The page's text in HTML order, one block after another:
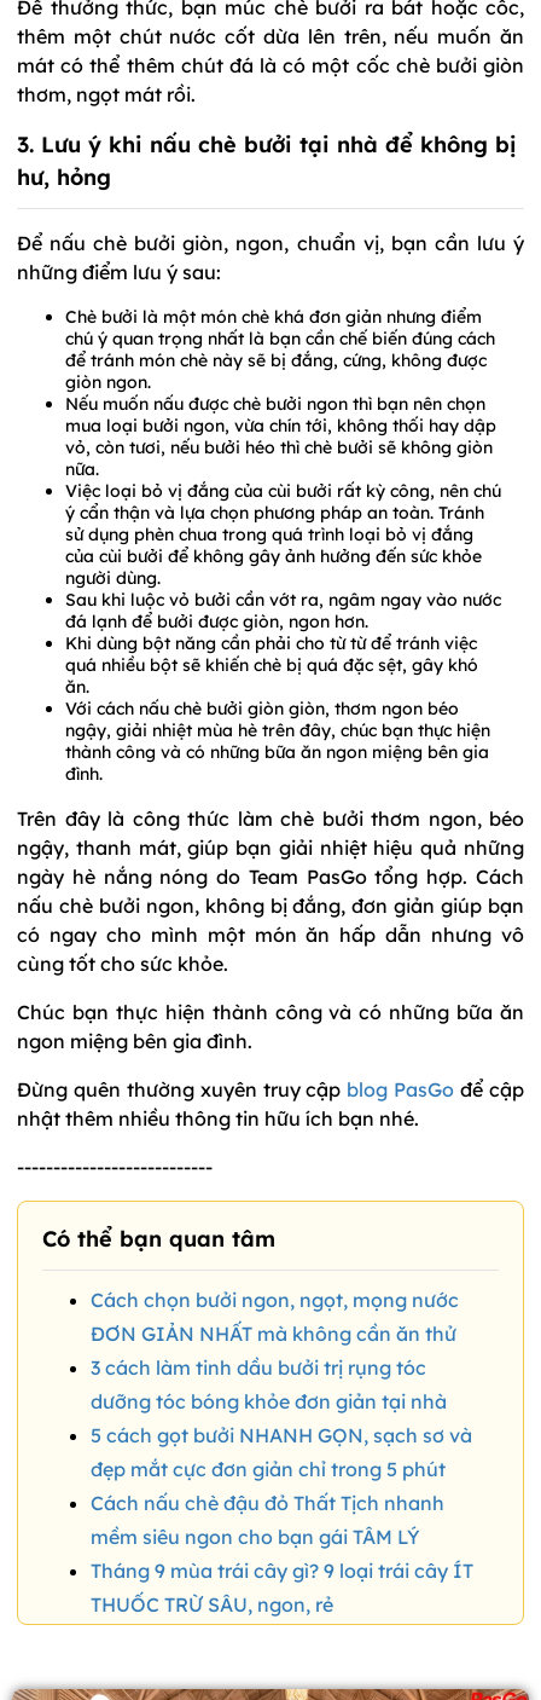
Để thưởng thức, bạn múc chè bưởi ra bát hoặc cốc,
thêm một chút nước cốt dừa lên trên, nếu muốn ăn
mát có thể thêm chút đá là có một cốc chè bưởi giòn
thơm, ngọt mát rồi.
3. Lưu ý khi nấu chè bưởi tại nhà để không bị
hư, hỏng
Để nấu chè bưởi giòn, ngon, chuẩn vị, bạn cần lưu ý
những điểm lưu ý sau:
Chè bưởi là một món chè khá đơn giản nhưng điểm
chú ý quan trọng nhất là bạn cần chế biến đúng cách
để tránh món chè này sẽ bị đắng, cứng, không được
giòn ngon.
Nếu muốn nấu được chè bưởi ngon thì bạn nên chọn
mua loại bưởi ngon, vừa chín tới, không thối hay dập
vỏ, còn tươi, nếu bưởi héo thì chè bưởi sẽ không giòn
nữa.
Việc loại bỏ vị đắng của cùi bưởi rất kỳ công, nên chú
ý cẩn thận và lựa chọn phương pháp an toàn. Tránh
sử dụng phèn chua trong quá trình loại bỏ vị đắng
của cùi bưởi để không gây ảnh hưởng đến sức khỏe
người dùng.
Sau khi luộc vỏ bưởi cần vớt ra, ngâm ngay vào nước
đá lạnh để bưởi được giòn, ngon hơn.
Khi dùng bột năng cần phải cho từ từ để tránh việc
quá nhiều bột sẽ khiến chè bị quá đặc sệt, gây khó
ăn.
Với cách nấu chè bưởi giòn giòn, thơm ngon béo
ngậy, giải nhiệt mùa hè trên đây, chúc bạn thực hiện
thành công và có những bữa ăn ngon miệng bên gia
đình.
Trên đây là công thức làm chè bưởi thơm ngon, béo
ngậy, thanh mát, giúp bạn giải nhiệt hiệu quả những
ngày hè nắng nóng do Team PasGo tổng hợp. Cách
nấu chè bưởi ngon, không bị đắng, đơn giản giúp bạn
có ngay cho mình một món ăn hấp dẫn nhưng vô
cùng tốt cho sức khỏe.
Chúc bạn thực hiện thành công và có những bữa ăn
ngon miệng bên gia đình.
Đừng quên thường xuyên truy cập blog PasGo để cập
nhật thêm nhiều thông tin hữu ích bạn nhé.
---------------------------
Có thể bạn quan tâm
Cách chọn bưởi ngon, ngọt, mọng nước
ĐƠN GIẢN NHẤT mà không cần ăn thử
3 cách làm tinh dầu bưởi trị rụng tóc
dưỡng tóc bóng khỏe đơn giản tại nhà
5 cách gọt bưởi NHANH GỌN, sạch sơ và
đẹp mắt cực đơn giản chỉ trong 5 phút
Cách nấu chè đậu đỏ Thất Tịch nhanh
mềm siêu ngon cho bạn gái TÂM LÝ
Tháng 9 mùa trái cây gì? 9 loại trái cây ÍT
THUỐC TRỪ SÂU, ngon, rẻ